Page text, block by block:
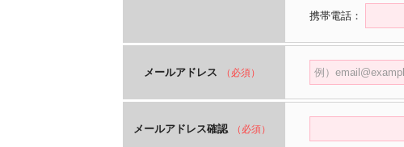
携帯電話：
メールアドレス （必須）
メールアドレス確認 （必須）